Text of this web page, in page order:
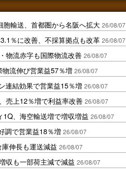
胞輸送、首都圏から名阪へ拡大 26/08/07
％に改善、不採算拠点も改革 26/08/07
物流赤字も国際物流改善 26/08/07
流伸び営業益57％増 26/08/07
連結効果で営業益15％増 26/08/07
売上12％増で利益率改善 26/08/07
1Q、海空輸送増で増収増益 26/08/07
調で営業益18％増 26/08/07
伸長も運送減益 26/08/07
収も一部荷主減で減益 26/08/07